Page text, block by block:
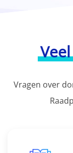
Vragen over